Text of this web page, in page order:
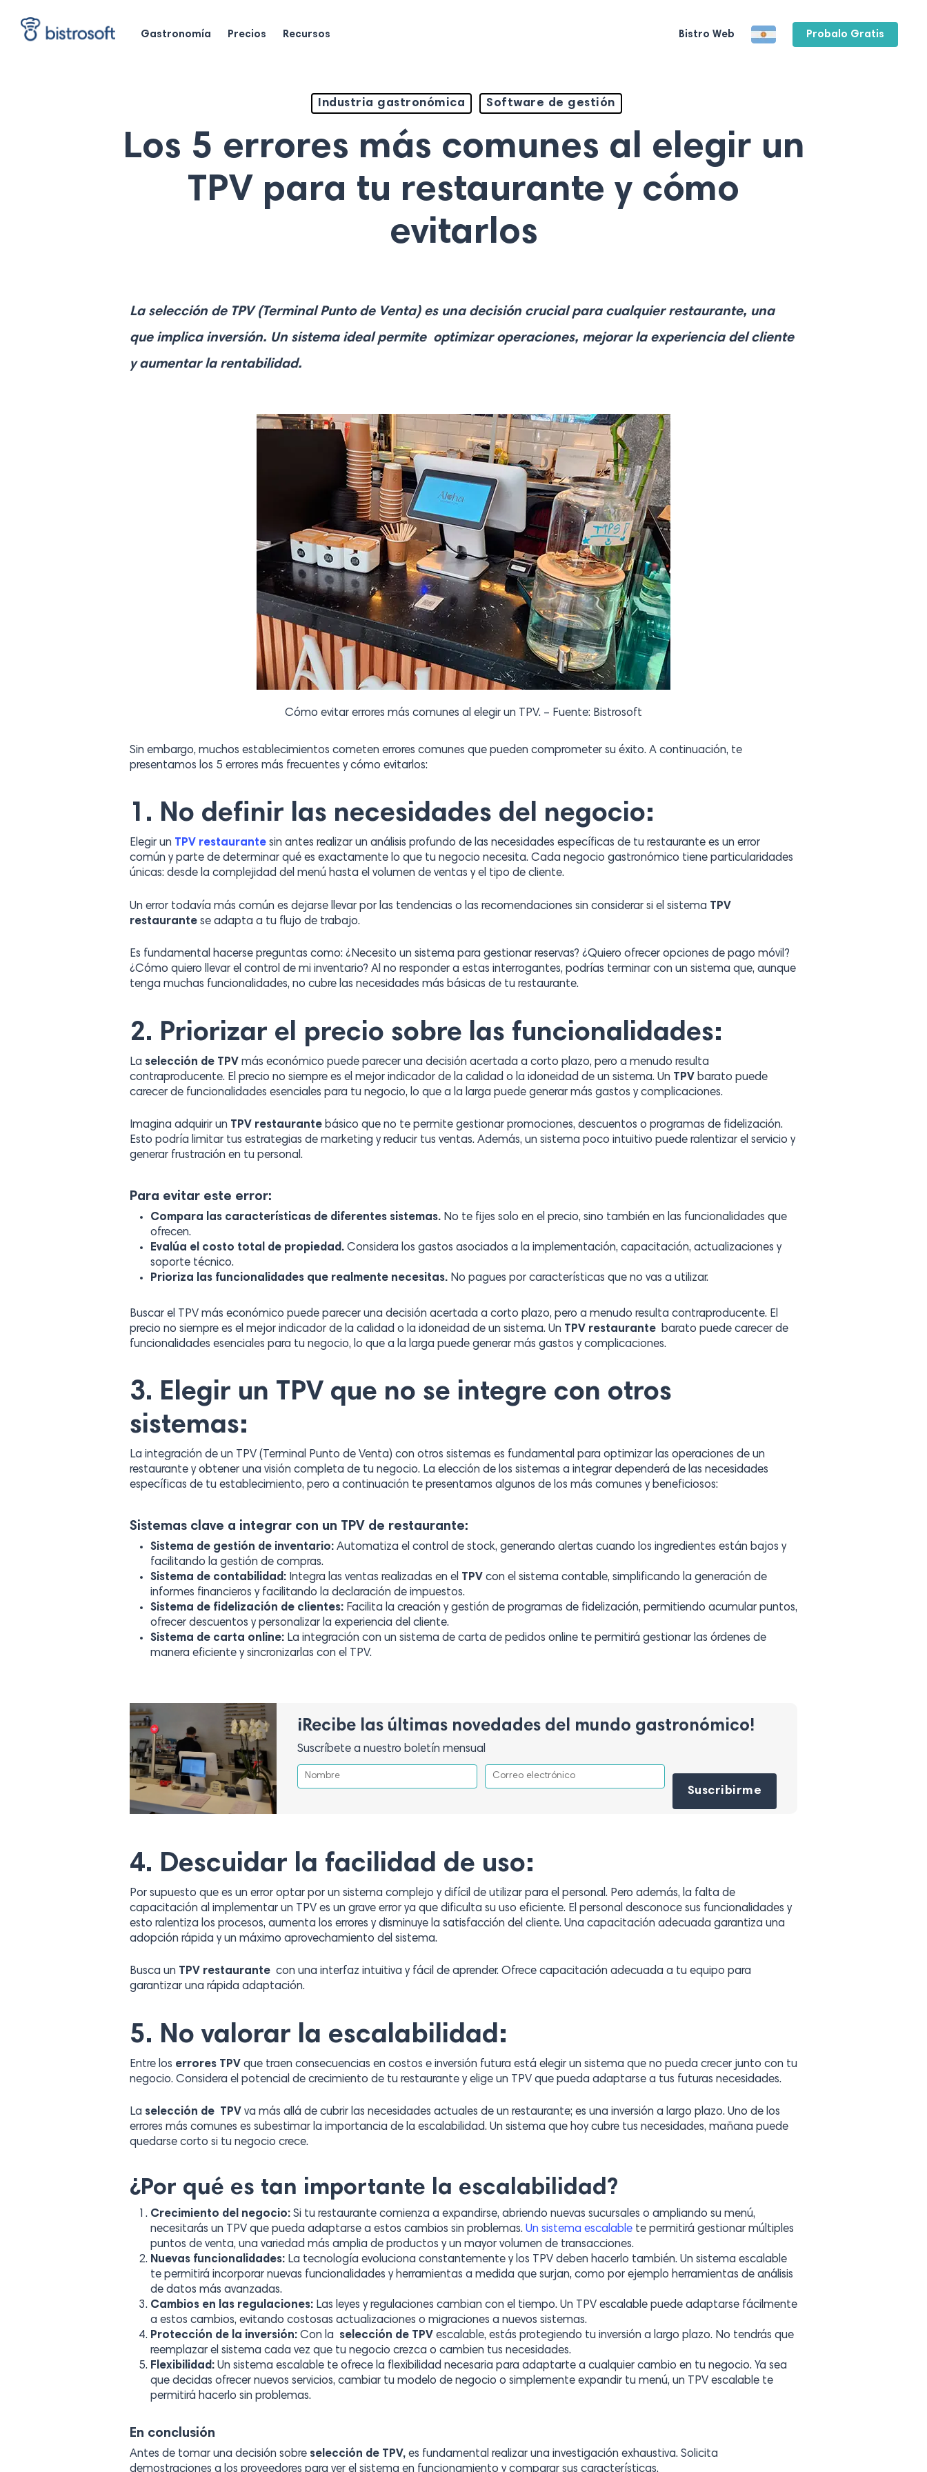
main
Gastronomía Precios Recursos Bistro Web Probalo Gratis
Industria gastronómica Software de gestión
Los 5 errores más comunes al elegir un
TPV para tu restaurante y cómo
evitarlos
La selección de TPV(Terminal Punto de Venta) es una decisión crucial para cualquier restaurante, una
que implica inversión. Un sistema ideal permite optimizar operaciones, mejorar la experiencia del cliente
y aumentar la rentabilidad.
Cómo evitar errores más comunes al elegir un TPV. – Fuente: Bistrosoft
Sin embargo, muchos establecimientos cometen errores comunes que pueden comprometer su éxito. A continuación, te
presentamos los 5 errores más frecuentes y cómo evitarlos:
1. No definir las necesidades del negocio:
Elegir un TPV restaurante sin antes realizar un análisis profundo de las necesidades específicas de tu restaurante es un error
común y parte de determinar qué es exactamente lo que tu negocio necesita. Cada negocio gastronómico tiene particularidades
únicas: desde la complejidad del menú hasta el volumen de ventas y el tipo de cliente.
Un error todavía más común es dejarse llevar por las tendencias o las recomendaciones sin considerar si el sistema TPV
restaurante se adapta a tu flujo de trabajo.
Es fundamental hacerse preguntas como: ¿Necesito un sistema para gestionar reservas? ¿Quiero ofrecer opciones de pago móvil?
¿Cómo quiero llevar el control de mi inventario? Al no responder a estas interrogantes, podrías terminar con un sistema que, aunque
tenga muchas funcionalidades, no cubre las necesidades más básicas de tu restaurante.
2. Priorizar el precio sobre las funcionalidades:
La selección de TPV más económico puede parecer una decisión acertada a corto plazo, pero a menudo resulta
contraproducente. El precio no siempre es el mejor indicador de la calidad o la idoneidad de un sistema. Un TPV barato puede
carecer de funcionalidades esenciales para tu negocio, lo que a la larga puede generar más gastos y complicaciones.
Imagina adquirir un TPV restaurante básico que no te permite gestionar promociones, descuentos o programas de fidelización.
Esto podría limitar tus estrategias de marketing y reducir tus ventas. Además, un sistema poco intuitivo puede ralentizar el servicio y
generar frustración en tu personal.
Para evitar este error:
Compara las características de diferentes sistemas. No te fijes solo en el precio, sino también en las funcionalidades que
ofrecen.
Evalúa el costo total de propiedad. Considera los gastos asociados a la implementación, capacitación, actualizaciones y
soporte técnico.
Prioriza las funcionalidades que realmente necesitas. No pagues por características que no vas a utilizar.
Buscar el TPV más económico puede parecer una decisión acertada a corto plazo, pero a menudo resulta contraproducente. El
precio no siempre es el mejor indicador de la calidad o la idoneidad de un sistema. Un TPV restaurante barato puede carecer de
funcionalidades esenciales para tu negocio, lo que a la larga puede generar más gastos y complicaciones.
3. Elegir un TPV que no se integre con otros
sistemas:
La integración de un TPV (Terminal Punto de Venta) con otros sistemas es fundamental para optimizar las operaciones de un
restaurante y obtener una visión completa de tu negocio. La elección de los sistemas a integrar dependerá de las necesidades
específicas de tu establecimiento, pero a continuación te presentamos algunos de los más comunes y beneficiosos:
Sistemas clave a integrar con un TPV de restaurante:
Sistema de gestión de inventario: Automatiza el control de stock, generando alertas cuando los ingredientes están bajos y
facilitando la gestión de compras.
Sistema de contabilidad: Integra las ventas realizadas en el TPV con el sistema contable, simplificando la generación de
informes financieros y facilitando la declaración de impuestos.
Sistema de fidelización de clientes: Facilita la creación y gestión de programas de fidelización, permitiendo acumular puntos,
ofrecer descuentos y personalizar la experiencia del cliente.
Sistema de carta online: La integración con un sistema de carta de pedidos online te permitirá gestionar las órdenes de
manera eficiente y sincronizarlas con el TPV.
¡Recibe las últimas novedades del mundo gastronómico!
Suscríbete a nuestro boletín mensual
Por favor, deja este campo vacío.
4. Descuidar la facilidad de uso:
Por supuesto que es un error optar por un sistema complejo y difícil de utilizar para el personal. Pero además, la falta de
capacitación al implementar un TPV es un grave error ya que dificulta su uso eficiente. El personal desconoce sus funcionalidades y
esto ralentiza los procesos, aumenta los errores y disminuye la satisfacción del cliente. Una capacitación adecuada garantiza una
adopción rápida y un máximo aprovechamiento del sistema.
Busca un TPV restaurante con una interfaz intuitiva y fácil de aprender. Ofrece capacitación adecuada a tu equipo para
garantizar una rápida adaptación.
5. No valorar la escalabilidad:
Entre los errores TPV que traen consecuencias en costos e inversión futura está elegir un sistema que no pueda crecer junto con tu
negocio. Considera el potencial de crecimiento de tu restaurante y elige un TPV que pueda adaptarse a tus futuras necesidades.
La selección de TPV va más allá de cubrir las necesidades actuales de un restaurante; es una inversión a largo plazo. Uno de los
errores más comunes es subestimar la importancia de la escalabilidad. Un sistema que hoy cubre tus necesidades, mañana puede
quedarse corto si tu negocio crece.
¿Por qué es tan importante la escalabilidad?
Crecimiento del negocio: Si tu restaurante comienza a expandirse, abriendo nuevas sucursales o ampliando su menú,
necesitarás un TPV que pueda adaptarse a estos cambios sin problemas. Un sistema escalable te permitirá gestionar múltiples
puntos de venta, una variedad más amplia de productos y un mayor volumen de transacciones.
Nuevas funcionalidades: La tecnología evoluciona constantemente y los TPV deben hacerlo también. Un sistema escalable
te permitirá incorporar nuevas funcionalidades y herramientas a medida que surjan, como por ejemplo herramientas de análisis
de datos más avanzadas.
Cambios en las regulaciones: Las leyes y regulaciones cambian con el tiempo. Un TPV escalable puede adaptarse fácilmente
a estos cambios, evitando costosas actualizaciones o migraciones a nuevos sistemas.
Protección de la inversión: Con la selección de TPV escalable, estás protegiendo tu inversión a largo plazo. No tendrás que
reemplazar el sistema cada vez que tu negocio crezca o cambien tus necesidades.
Flexibilidad: Un sistema escalable te ofrece la flexibilidad necesaria para adaptarte a cualquier cambio en tu negocio. Ya sea
que decidas ofrecer nuevos servicios, cambiar tu modelo de negocio o simplemente expandir tu menú, un TPV escalable te
permitirá hacerlo sin problemas.
En conclusión
Antes de tomar una decisión sobre selección de TPV, es fundamental realizar una investigación exhaustiva. Solicita
demostraciones a los proveedores para ver el sistema en funcionamiento y comparar sus características.